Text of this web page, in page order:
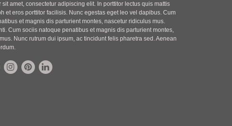
sit amet, consectetur adipiscing elit. In porttitor lectus quis mattis
et eros porttitor facilisis. Nunc egestas eget leo vel dapibus. Cum
et magnis dis parturient montes, nascetur ridiculus mus.
Cum sociis natoque penatibus et magnis dis parturient montes,
Nunc rutrum dui ipsum, ac tincidunt felis pharetra sed. Aenean